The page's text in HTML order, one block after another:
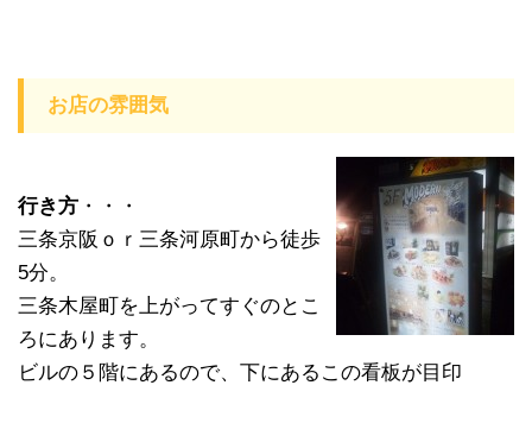
お店の雰囲気
行き方 ・・・
三条京阪ｏｒ三条河原町から徒歩
5分。
三条木屋町を上がってすぐのとこ
ろにあります。
ビルの５階にあるので、下にあるこの看板が目印